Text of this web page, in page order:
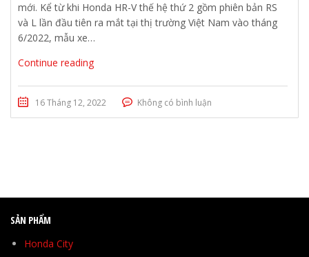
mới. Kể từ khi Honda HR-V thế hệ thứ 2 gồm phiên bản RS
và L lần đầu tiên ra mắt tại thị trường Việt Nam vào tháng
6/2022, mẫu xe…
Continue reading
16 Tháng 12, 2022 Không có bình luận
SẢN PHẨM
Honda City